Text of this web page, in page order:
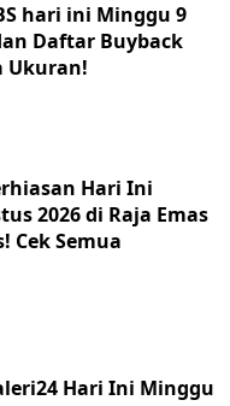
hari ini Minggu 9
Daftar Buyback
Ukuran!
Hari Ini
2026 di Raja Emas
Cek Semua
Hari Ini Minggu